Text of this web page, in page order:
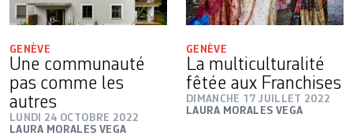
GENÈVE
Une communauté
pas comme les
autres
LUNDI 24 OCTOBRE 2022
LAURA MORALES VEGA
GENÈVE
La multiculturalité
fêtée aux Franchises
DIMANCHE 17 JUILLET 2022
LAURA MORALES VEGA